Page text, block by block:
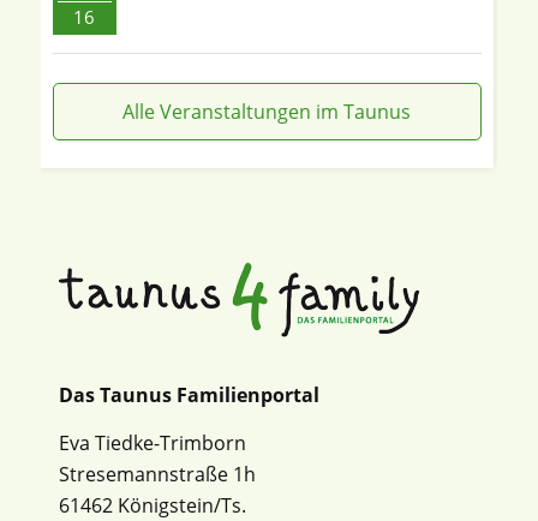
16
Alle Veranstaltungen im Taunus
Das Taunus Familienportal
Eva Tiedke-Trimborn
Stresemannstraße 1h
61462 Königstein/Ts.